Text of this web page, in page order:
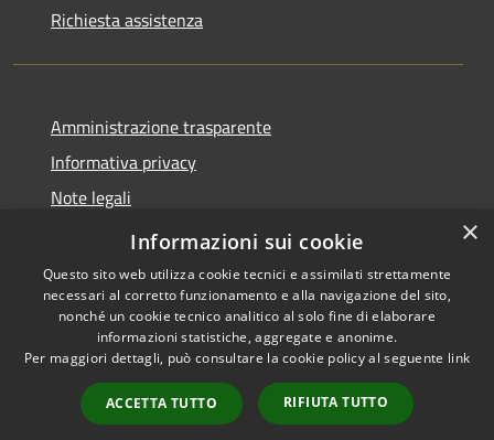
Richiesta assistenza
Amministrazione trasparente
Informativa privacy
Note legali
Dichiarazione di accessibilità
Accessibilità
Copyright © 2026 • Comune di
Bonemerse • Powered by
Municipium•
Accesso
redazione
×
Informazioni sui cookie
Questo sito web utilizza cookie tecnici e assimilati strettamente
necessari al corretto funzionamento e alla navigazione del sito,
nonché un cookie tecnico analitico al solo fine di elaborare
informazioni statistiche, aggregate e anonime.
Per maggiori dettagli, può consultare la cookie policy al seguente link
ACCETTA TUTTO RIFIUTA TUTTO